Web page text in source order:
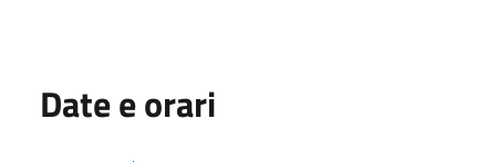
Date e orari